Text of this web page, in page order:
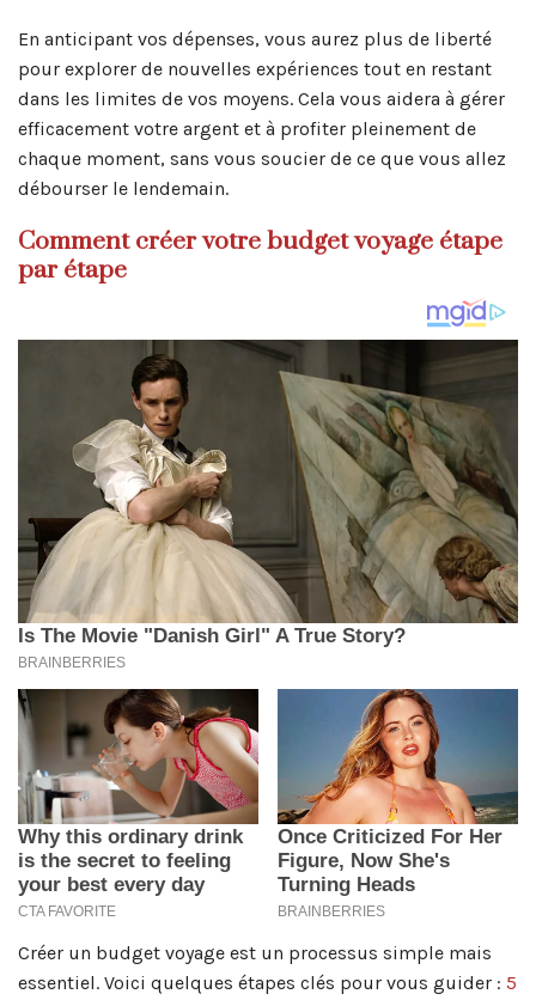
En anticipant vos dépenses, vous aurez plus de liberté
pour explorer de nouvelles expériences tout en restant
dans les limites de vos moyens. Cela vous aidera à gérer
efficacement votre argent et à profiter pleinement de
chaque moment, sans vous soucier de ce que vous allez
débourser le lendemain.
Comment créer votre budget voyage étape
par étape
Créer un budget voyage est un processus simple mais
essentiel. Voici quelques étapes clés pour vous guider : 5